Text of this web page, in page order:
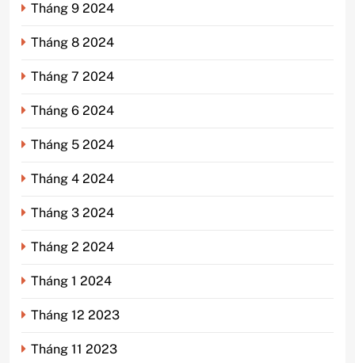
Tháng 9 2024
Tháng 8 2024
Tháng 7 2024
Tháng 6 2024
Tháng 5 2024
Tháng 4 2024
Tháng 3 2024
Tháng 2 2024
Tháng 1 2024
Tháng 12 2023
Tháng 11 2023